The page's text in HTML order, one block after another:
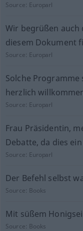
Source: Europarl
Wir begrüßen
diesem Dokument
Source: Europarl
Solche
herzlich
Source: Europarl
Frau Präsidentin,
Debatte, da dies
Source: Europarl
Der Befehl selbst
Source: Books
Mit süßem
Source: Books